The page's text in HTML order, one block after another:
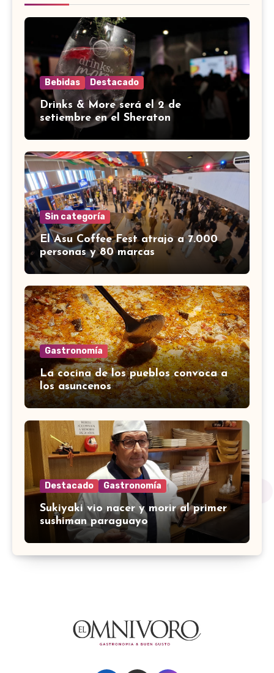
Bebidas Destacado
Drinks & More será el 2 de
setiembre en el Sheraton
Sin categoría
El Asu Coffee Fest atrajo a 7.000
personas y 80 marcas
Gastronomía
La cocina de los pueblos convoca a
los asuncenos
Destacado Gastronomía
Sukiyaki vio nacer y morir al primer
sushiman paraguayo